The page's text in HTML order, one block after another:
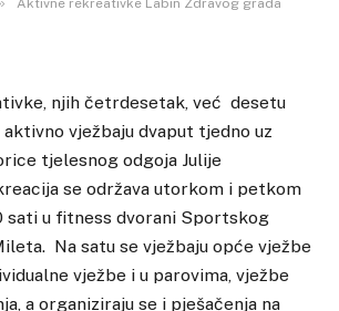
Aktivne rekreativke Labin Zdravog grada
njih četrdesetak, već desetu
vježbaju dvaput tjedno uz
tjelesnog odgoja Julije
se održava utorkom i petkom
sati u fitness dvorani Sportskog
Na satu se vježbaju opće vježbe
vježbe i u parovima, vježbe
a organiziraju se i pješačenja na